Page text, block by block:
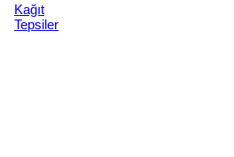
Kağıt
Tepsiler